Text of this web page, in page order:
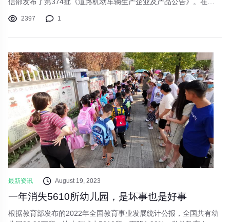
电SUV赫然在列。在产品公示发布后，极越品牌发布推文，称极越
集团联合打造的“汽车机器人战
2397 1
最新资讯 August 19, 2023
一年消失5610所幼儿园，是坏事也是好事
根据教育部发布的2022年全国教育事业发展统计公报，全国共有幼